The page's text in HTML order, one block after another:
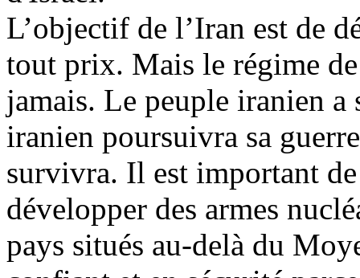
L’objectif de l’Iran est de
tout prix. Mais le régime
jamais. Le peuple iranien
iranien poursuivra sa
survivra. Il est important
développer des armes
pays situés au-delà du